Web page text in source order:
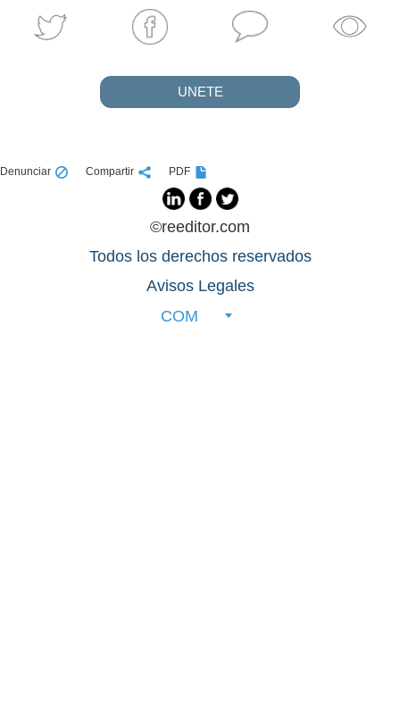
UNETE
Denunciar Compartir PDF
©reeditor.com
Todos los derechos reservados
Avisos Legales